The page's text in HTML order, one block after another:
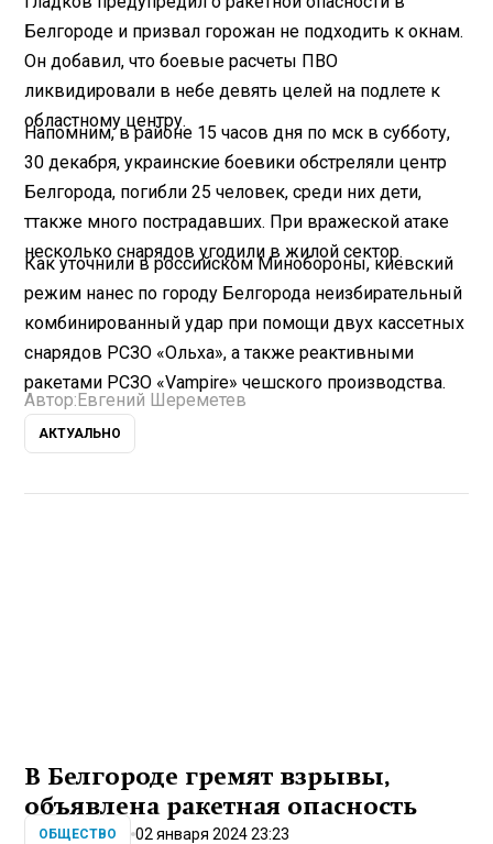
Белгороде и призвал горожан не подходить к окнам.
Он добавил, что боевые расчеты ПВО
ликвидировали в небе девять целей на подлете к
областному центру.
Напомним, в районе 15 часов дня по мск в субботу,
30 декабря, украинские боевики обстреляли центр
Белгорода, погибли 25 человек, среди них дети,
ттакже много пострадавших. При вражеской атаке
несколько снарядов угодили в жилой сектор.
Как уточнили в российском Минобороны, киевский
режим нанес по городу Белгорода неизбирательный
комбинированный удар при помощи двух кассетных
снарядов РСЗО «Ольха», а также реактивными
ракетами РСЗО «Vampire» чешского производства.
Автор: Евгений Шереметев
АКТУАЛЬНО
В Белгороде гремят взрывы,
объявлена ракетная опасность
ОБЩЕСТВО 02 января 2024 23:23